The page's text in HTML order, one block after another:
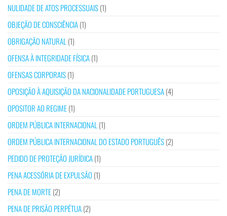
NULIDADE DE ATOS PROCESSUAIS(1)
OBJEÇÃO DE CONSCIÊNCIA(1)
OBRIGAÇÃO NATURAL (1)
OFENSA À INTEGRIDADE FÍSICA(1)
OFENSAS CORPORAIS(1)
OPOSIÇÃO À AQUISIÇÃO DA NACIONALIDADE PORTUGUESA(4)
OPOSITOR AO REGIME(1)
ORDEM PÚBLICA INTERNACIONAL (1)
ORDEM PÚBLICA INTERNACIONAL DO ESTADO PORTUGUÊS(2)
PEDIDO DE PROTEÇÃO JURÍDICA(1)
PENA ACESSÓRIA DE EXPULSÃO (1)
PENA DE MORTE(2)
PENA DE PRISÃO PERPÉTUA(2)